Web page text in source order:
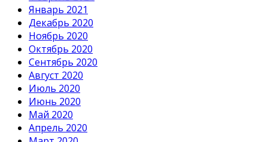
Январь 2021
Декабрь 2020
Ноябрь 2020
Октябрь 2020
Сентябрь 2020
Август 2020
Июль 2020
Июнь 2020
Май 2020
Апрель 2020